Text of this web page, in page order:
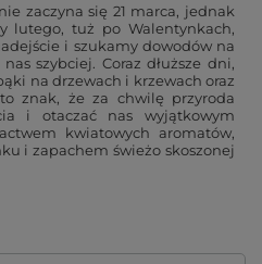
zaczyna się 21 marca, jednak
lutego, tuż po Walentynkach,
i szukamy dowodów na
szybciej. Coraz dłuższe dni,
na drzewach i krzewach oraz
znak, że za chwilę przyroda
i otaczać nas wyjątkowym
kwiatowych aromatów,
i zapachem świeżo skoszonej